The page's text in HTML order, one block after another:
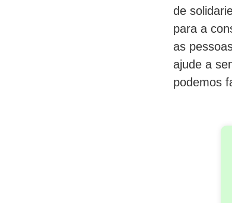
de
para a
as
ajude a
podemos